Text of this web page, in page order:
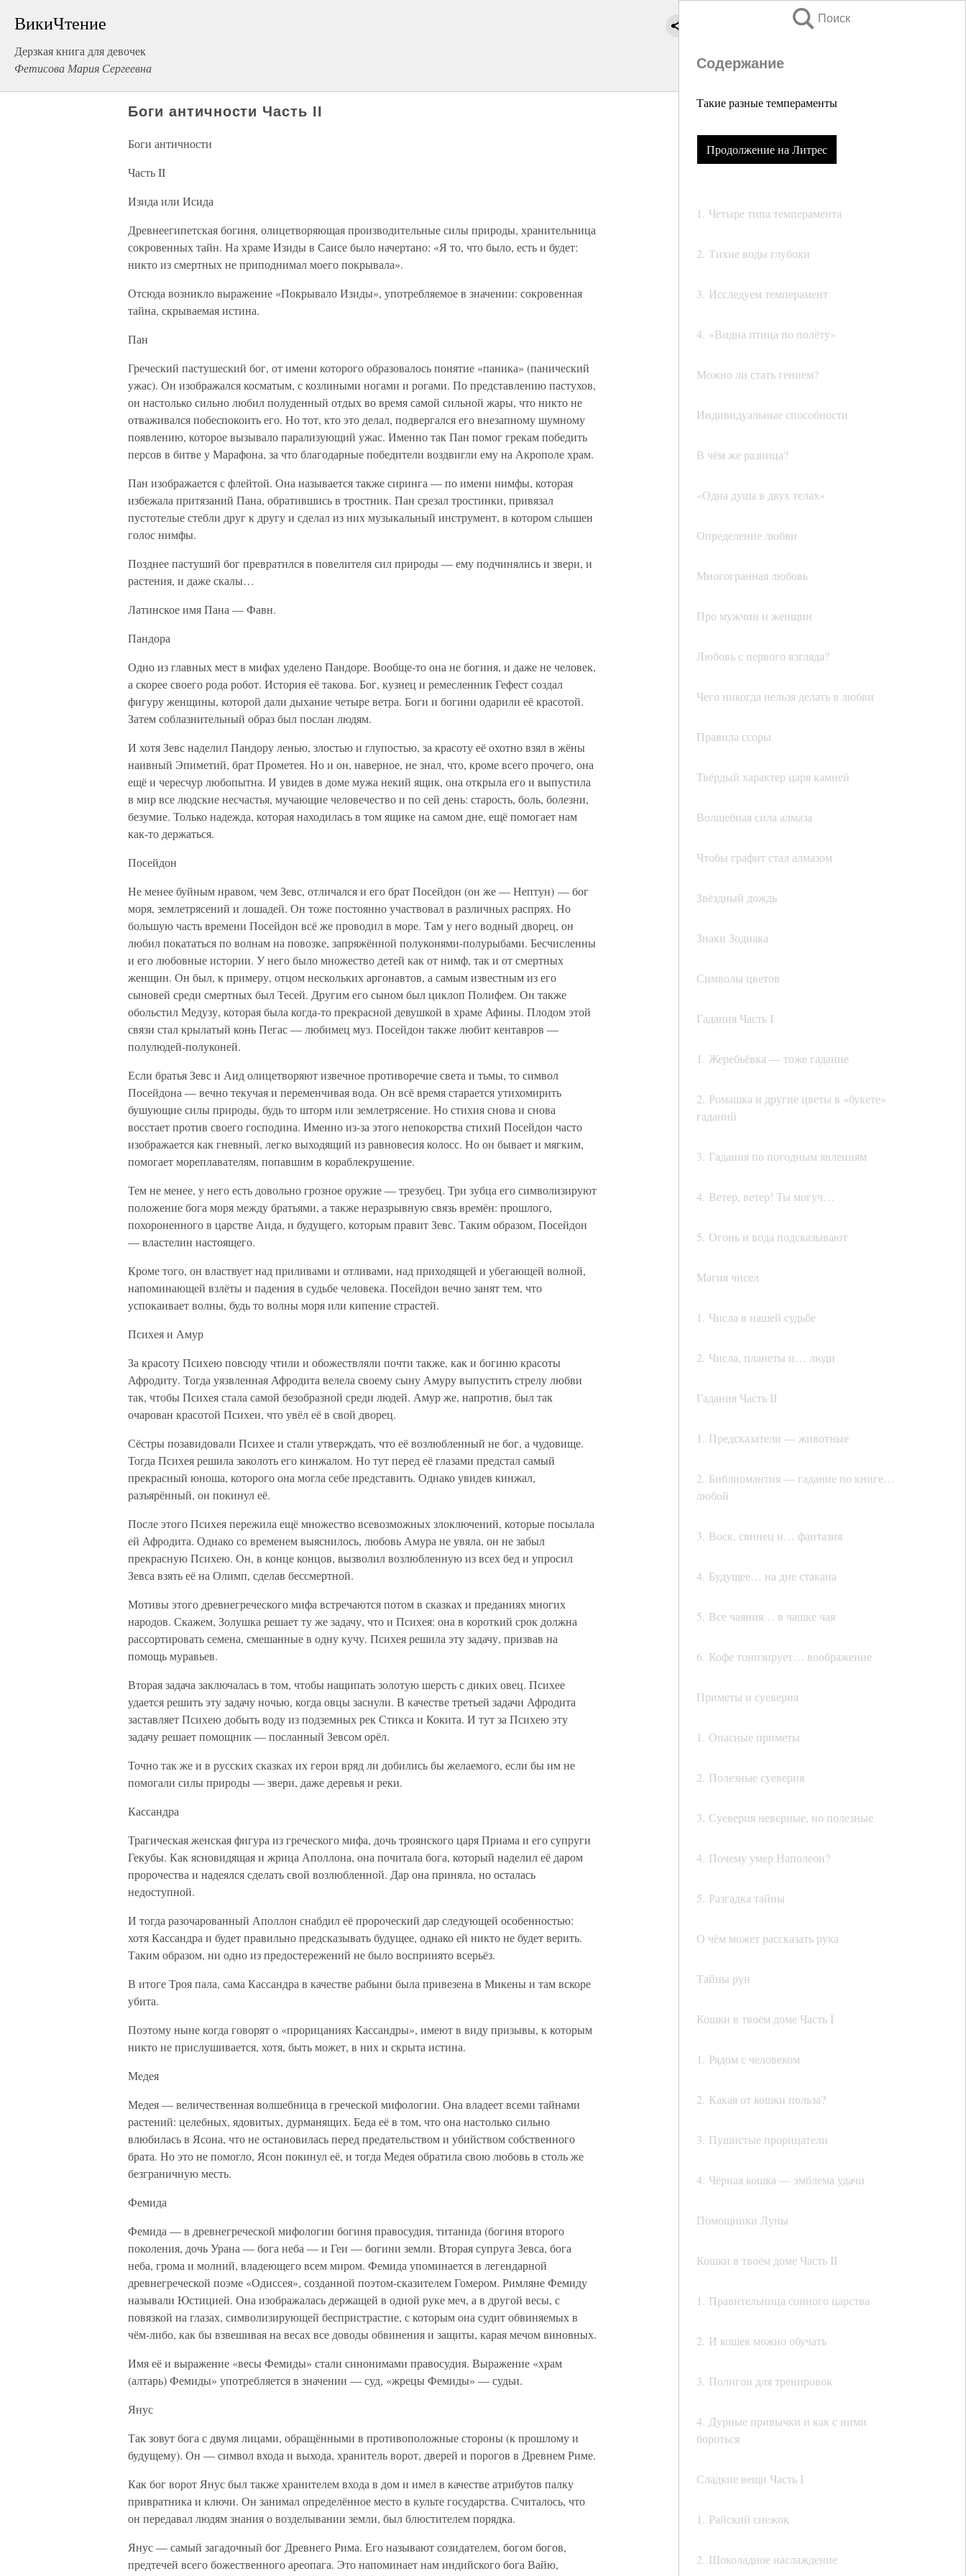
ВикиЧтение
Дерзкая книга для девочек
Фетисова Мария Сергеевна
Поиск
Содержание
Такие разные темпераменты
Продолжение на Литрес
1. Четыре типа темперамента
2. Тихие воды глубоки
3. Исследуем темперамент
4. «Видна птица по полёту»
Можно ли стать гением?
Индивидуальные способности
В чём же разница?
«Одна душа в двух телах»
Определение любви
Многогранная любовь
Про мужчин и женщин
Любовь с первого взгляда?
Чего никогда нельзя делать в любви
Правила ссоры
Твёрдый характер царя камней
Волшебная сила алмаза
Чтобы графит стал алмазом
Звёздный дождь
Знаки Зодиака
Символы цветов
Гадания Часть I
1. Жеребьёвка — тоже гадание
2. Ромашка и другие цветы в «букете»
гаданий
3. Гадания по погодным явлениям
4. Ветер, ветер! Ты могуч…
5. Огонь и вода подсказывают
Магия чисел
1. Числа в нашей судьбе
2. Числа, планеты и… люди
Гадания Часть II
1. Предсказатели — животные
2. Библиомантия — гадание по книге…
любой
3. Воск, свинец и… фантазия
4. Будущее… на дне стакана
5. Все чаяния… в чашке чая
6. Кофе тонизирует… воображение
Приметы и суеверия
1. Опасные приметы
2. Полезные суеверия
3. Суеверия неверные, но полезные
4. Почему умер Наполеон?
5. Разгадка тайны
О чём может рассказать рука
Тайны рун
Кошки в твоём доме Часть I
1. Рядом с человеком
2. Какая от кошки польза?
3. Пушистые прорицатели
4. Чёрная кошка — эмблема удачи
Помощники Луны
Кошки в твоём доме Часть II
1. Правительница сонного царства
2. И кошек можно обучать
3. Полигон для тренировок
4. Дурные привычки и как с ними
бороться
Сладкие вещи Часть I
1. Райский снежок
2. Шоколадное наслаждение
Боги античности Часть II
Боги античности
Часть II
Изида или Исида
Древнеегипетская богиня, олицетворяющая производительные силы природы, хранительница
сокровенных тайн. На храме Изиды в Саисе было начертано: «Я то, что было, есть и будет:
никто из смертных не приподнимал моего покрывала».
Отсюда возникло выражение «Покрывало Изиды», употребляемое в значении: сокровенная
тайна, скрываемая истина.
Пан
Греческий пастушеский бог, от имени которого образовалось понятие «паника» (панический
ужас). Он изображался косматым, с козлиными ногами и рогами. По представлению пастухов,
он настолько сильно любил полуденный отдых во время самой сильной жары, что никто не
отваживался побеспокоить его. Но тот, кто это делал, подвергался его внезапному шумному
появлению, которое вызывало парализующий ужас. Именно так Пан помог грекам победить
персов в битве у Марафона, за что благодарные победители воздвигли ему на Акрополе храм.
Пан изображается с флейтой. Она называется также сиринга — по имени нимфы, которая
избежала притязаний Пана, обратившись в тростник. Пан срезал тростинки, привязал
пустотелые стебли друг к другу и сделал из них музыкальный инструмент, в котором слышен
голос нимфы.
Позднее пастуший бог превратился в повелителя сил природы — ему подчинялись и звери, и
растения, и даже скалы…
Латинское имя Пана — Фавн.
Пандора
Одно из главных мест в мифах уделено Пандоре. Вообще-то она не богиня, и даже не человек,
а скорее своего рода робот. История её такова. Бог, кузнец и ремесленник Гефест создал
фигуру женщины, которой дали дыхание четыре ветра. Боги и богини одарили её красотой.
Затем соблазнительный образ был послан людям.
И хотя Зевс наделил Пандору ленью, злостью и глупостью, за красоту её охотно взял в жёны
наивный Эпиметий, брат Прометея. Но и он, наверное, не знал, что, кроме всего прочего, она
ещё и чересчур любопытна. И увидев в доме мужа некий ящик, она открыла его и выпустила
в мир все людские несчастья, мучающие человечество и по сей день: старость, боль, болезни,
безумие. Только надежда, которая находилась в том ящике на самом дне, ещё помогает нам
как-то держаться.
Посейдон
Не менее буйным нравом, чем Зевс, отличался и его брат Посейдон (он же — Нептун) — бог
моря, землетрясений и лошадей. Он тоже постоянно участвовал в различных распрях. Но
большую часть времени Посейдон всё же проводил в море. Там у него водный дворец, он
любил покататься по волнам на повозке, запряжённой полуконями-полурыбами. Бесчисленны
и его любовные истории. У него было множество детей как от нимф, так и от смертных
женщин. Он был, к примеру, отцом нескольких аргонавтов, а самым известным из его
сыновей среди смертных был Тесей. Другим его сыном был циклоп Полифем. Он также
обольстил Медузу, которая была когда-то прекрасной девушкой в храме Афины. Плодом этой
связи стал крылатый конь Пегас — любимец муз. Посейдон также любит кентавров —
полулюдей-полуконей.
Если братья Зевс и Аид олицетворяют извечное противоречие света и тьмы, то символ
Посейдона — вечно текучая и переменчивая вода. Он всё время старается утихомирить
бушующие силы природы, будь то шторм или землетрясение. Но стихия снова и снова
восстает против своего господина. Именно из-за этого непокорства стихий Посейдон часто
изображается как гневный, легко выходящий из равновесия колосс. Но он бывает и мягким,
помогает мореплавателям, попавшим в кораблекрушение.
Тем не менее, у него есть довольно грозное оружие — трезубец. Три зубца его символизируют
положение бога моря между братьями, а также неразрывную связь времён: прошлого,
похороненного в царстве Аида, и будущего, которым правит Зевс. Таким образом, Посейдон
— властелин настоящего.
Кроме того, он властвует над приливами и отливами, над приходящей и убегающей волной,
напоминающей взлёты и падения в судьбе человека. Посейдон вечно занят тем, что
успокаивает волны, будь то волны моря или кипение страстей.
Психея и Амур
За красоту Психею повсюду чтили и обожествляли почти также, как и богиню красоты
Афродиту. Тогда уязвленная Афродита велела своему сыну Амуру выпустить стрелу любви
так, чтобы Психея стала самой безобразной среди людей. Амур же, напротив, был так
очарован красотой Психеи, что увёл её в свой дворец.
Сёстры позавидовали Психее и стали утверждать, что её возлюбленный не бог, а чудовище.
Тогда Психея решила заколоть его кинжалом. Но тут перед её глазами предстал самый
прекрасный юноша, которого она могла себе представить. Однако увидев кинжал,
разъярённый, он покинул её.
После этого Психея пережила ещё множество всевозможных злоключений, которые посылала
ей Афродита. Однако со временем выяснилось, любовь Амура не увяла, он не забыл
прекрасную Психею. Он, в конце концов, вызволил возлюбленную из всех бед и упросил
Зевса взять её на Олимп, сделав бессмертной.
Мотивы этого древнегреческого мифа встречаются потом в сказках и преданиях многих
народов. Скажем, Золушка решает ту же задачу, что и Психея: она в короткий срок должна
рассортировать семена, смешанные в одну кучу. Психея решила эту задачу, призвав на
помощь муравьев.
Вторая задача заключалась в том, чтобы нащипать золотую шерсть с диких овец. Психее
удается решить эту задачу ночью, когда овцы заснули. В качестве третьей задачи Афродита
заставляет Психею добыть воду из подземных рек Стикса и Кокита. И тут за Психею эту
задачу решает помощник — посланный Зевсом орёл.
Точно так же и в русских сказках их герои вряд ли добились бы желаемого, если бы им не
помогали силы природы — звери, даже деревья и реки.
Кассандра
Трагическая женская фигура из греческого мифа, дочь троянского царя Приама и его супруги
Гекубы. Как ясновидящая и жрица Аполлона, она почитала бога, который наделил её даром
пророчества и надеялся сделать свой возлюбленной. Дар она приняла, но осталась
недоступной.
И тогда разочарованный Аполлон снабдил её пророческий дар следующей особенностью:
хотя Кассандра и будет правильно предсказывать будущее, однако ей никто не будет верить.
Таким образом, ни одно из предостережений не было воспринято всерьёз.
В итоге Троя пала, сама Кассандра в качестве рабыни была привезена в Микены и там вскоре
убита.
Поэтому ныне когда говорят о «прорицаниях Кассандры», имеют в виду призывы, к которым
никто не прислушивается, хотя, быть может, в них и скрыта истина.
Медея
Медея — величественная волшебница в греческой мифологии. Она владеет всеми тайнами
растений: целебных, ядовитых, дурманящих. Беда её в том, что она настолько сильно
влюбилась в Ясона, что не остановилась перед предательством и убийством собственного
брата. Но это не помогло, Ясон покинул её, и тогда Медея обратила свою любовь в столь же
безграничную месть.
Фемида
Фемида — в древнегреческой мифологии богиня правосудия, титанида (богиня второго
поколения, дочь Урана — бога неба — и Геи — богини земли. Вторая супруга Зевса, бога
неба, грома и молний, владеющего всем миром. Фемида упоминается в легендарной
древнегреческой поэме «Одиссея», созданной поэтом-сказителем Гомером. Римляне Фемиду
называли Юстицией. Она изображалась держащей в одной руке меч, а в другой весы, с
повязкой на глазах, символизирующей беспристрастие, с которым она судит обвиняемых в
чём-либо, как бы взвешивая на весах все доводы обвинения и защиты, карая мечом виновных.
Имя её и выражение «весы Фемиды» стали синонимами правосудия. Выражение «храм
(алтарь) Фемиды» употребляется в значении — суд, «жрецы Фемиды» — судьи.
Янус
Так зовут бога с двумя лицами, обращёнными в противоположные стороны (к прошлому и
будущему). Он — символ входа и выхода, хранитель ворот, дверей и порогов в Древнем Риме.
Как бог ворот Янус был также хранителем входа в дом и имел в качестве атрибутов палку
привратника и ключи. Он занимал определённое место в культе государства. Считалось, что
он передавал людям знания о возделывании земли, был блюстителем порядка.
Янус — самый загадочный бог Древнего Рима. Его называют созидателем, богом богов,
предтечей всего божественного ареопага. Это напоминает нам индийского бога Вайю,